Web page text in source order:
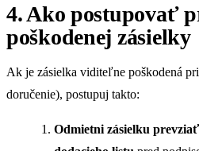
4. Ako postupovať
poškodenej zásielky
Ak je zásielka viditeľne poškodená
doručenie), postupuj takto:
Odmietni zásielku prevziať